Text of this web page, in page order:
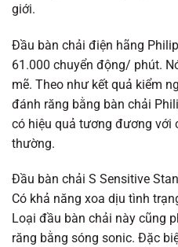
giới.
Đầu bàn chải điện hãng
61.000 chuyển động/ phút.
mẽ. Theo như kết quả kiểm
đánh răng bằng bàn chải
có hiệu quả tương đương với
thường.
Đầu bàn chải S Sensitive
Có khả năng xoa dịu tình
Loại đầu bàn chải này cũng
răng bằng sóng sonic. Đặc